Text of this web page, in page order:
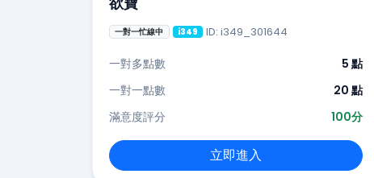
一對一忙線中 i349 ID: i349_301644
一對多點數
5 點
一對一點數
20 點
滿意度評分
100分
立即進入